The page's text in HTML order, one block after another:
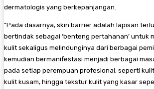
dermatologis yang berkepanjangan.
​“Pada dasarnya, skin barrier adalah lapisan
bertindak sebagai ‘benteng pertahanan’ untuk
kulit sekaligus melindunginya dari berbagai
kemudian bermanifestasi menjadi berbagai
pada setiap perempuan profesional, seperti
kulit kusam, hingga tekstur kulit yang kasar